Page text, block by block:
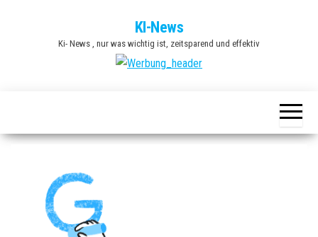
KI-News
Ki- News , nur was wichtig ist, zeitsparend und effektiv